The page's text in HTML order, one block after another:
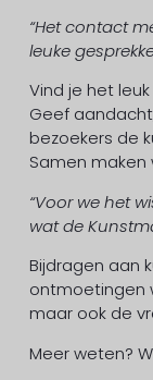
“Het contact
leuke
Vind je het
Geef
bezoekers de
Samen maken
“Voor we het
wat de
Bijdragen aan
ontmoetingen
maar ook de
Meer weten?